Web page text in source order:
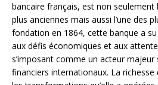
bancaire français, est non seulement
plus anciennes mais aussi l’une des
fondation en 1864, cette banque a
aux défis économiques et aux
s’imposant comme un acteur majeur
financiers internationaux. La